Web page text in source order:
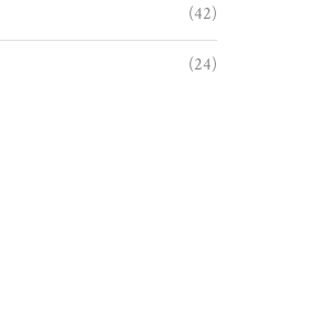
(42)
(24)